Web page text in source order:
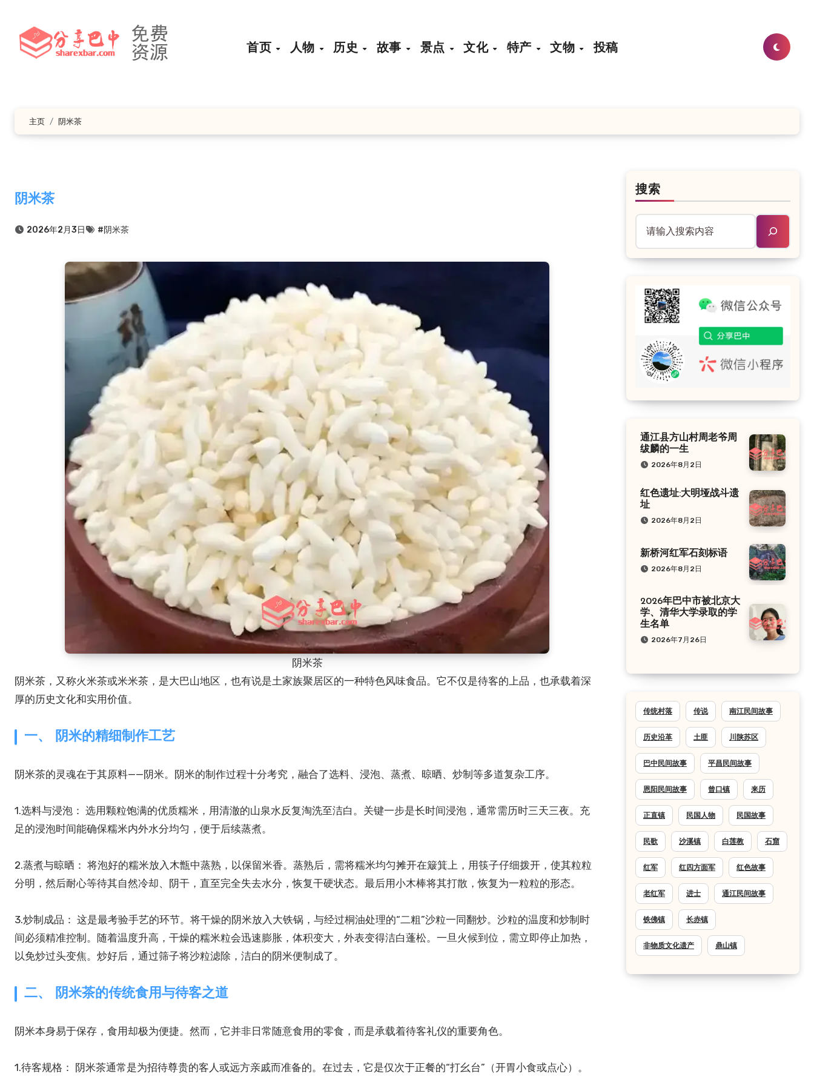
首页 人物 历史 故事 景点 文化 特产 文物 投稿
主页 阴米茶
阴米茶
2026年2月3日 #阴米茶
阴米茶
阴米茶，又称火米茶或米米茶，是大巴山地区，也有说是土家族聚居区的一种特色风味食品。它不仅是待客的上品，也承载着深
厚的历史文化和实用价值。
一、 阴米的精细制作工艺
阴米茶的灵魂在于其原料——阴米。阴米的制作过程十分考究，融合了选料、浸泡、蒸煮、晾晒、炒制等多道复杂工序。
1.选料与浸泡： 选用颗粒饱满的优质糯米，用清澈的山泉水反复淘洗至洁白。关键一步是长时间浸泡，通常需历时三天三夜。充
足的浸泡时间能确保糯米内外水分均匀，便于后续蒸煮。
2.蒸煮与晾晒： 将泡好的糯米放入木甑中蒸熟，以保留米香。蒸熟后，需将糯米均匀摊开在簸箕上，用筷子仔细拨开，使其粒粒
分明，然后耐心等待其自然冷却、阴干，直至完全失去水分，恢复干硬状态。最后用小木棒将其打散，恢复为一粒粒的形态。
3.炒制成品： 这是最考验手艺的环节。将干燥的阴米放入大铁锅，与经过桐油处理的“二粗”沙粒一同翻炒。沙粒的温度和炒制时
间必须精准控制。随着温度升高，干燥的糯米粒会迅速膨胀，体积变大，外表变得洁白蓬松。一旦火候到位，需立即停止加热，
以免炒过头变焦。炒好后，通过筛子将沙粒滤除，洁白的阴米便制成了。
二、 阴米茶的传统食用与待客之道
阴米本身易于保存，食用却极为便捷。然而，它并非日常随意食用的零食，而是承载着待客礼仪的重要角色。
1.待客规格： 阴米茶通常是为招待尊贵的客人或远方亲戚而准备的。在过去，它是仅次于正餐的“打幺台”（开胃小食或点心）。
搜索
通江县方山村周老爷周
绂麟的一生
2026年8月2日
红色遗址:大明垭战斗遗
址
2026年8月2日
新桥河红军石刻标语
2026年8月2日
2026年巴中市被北京大
学、清华大学录取的学
生名单
2026年7月26日
传统村落 传说 南江民间故事
历史沿革 土匪 川陕苏区
巴中民间故事 平昌民间故事
恩阳民间故事 曾口镇 来历
正直镇 民国人物 民国故事
民歌 沙溪镇 白莲教 石窟
红军 红四方面军 红色故事
老红军 进士 通江民间故事
铁佛镇 长赤镇
非物质文化遗产 鼎山镇